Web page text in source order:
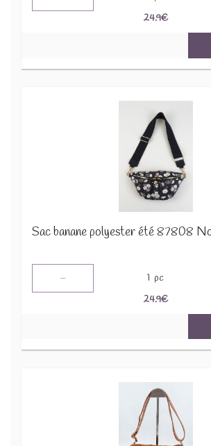
24.9€
Sac banane polyester été 87808
- 1 pc
24.9€